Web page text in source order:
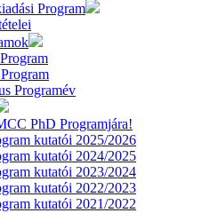
Program
Programév
PhD Programjára!
kutatói 2025/2026
kutatói 2024/2025
kutatói 2023/2024
kutatói 2022/2023
kutatói 2021/2022